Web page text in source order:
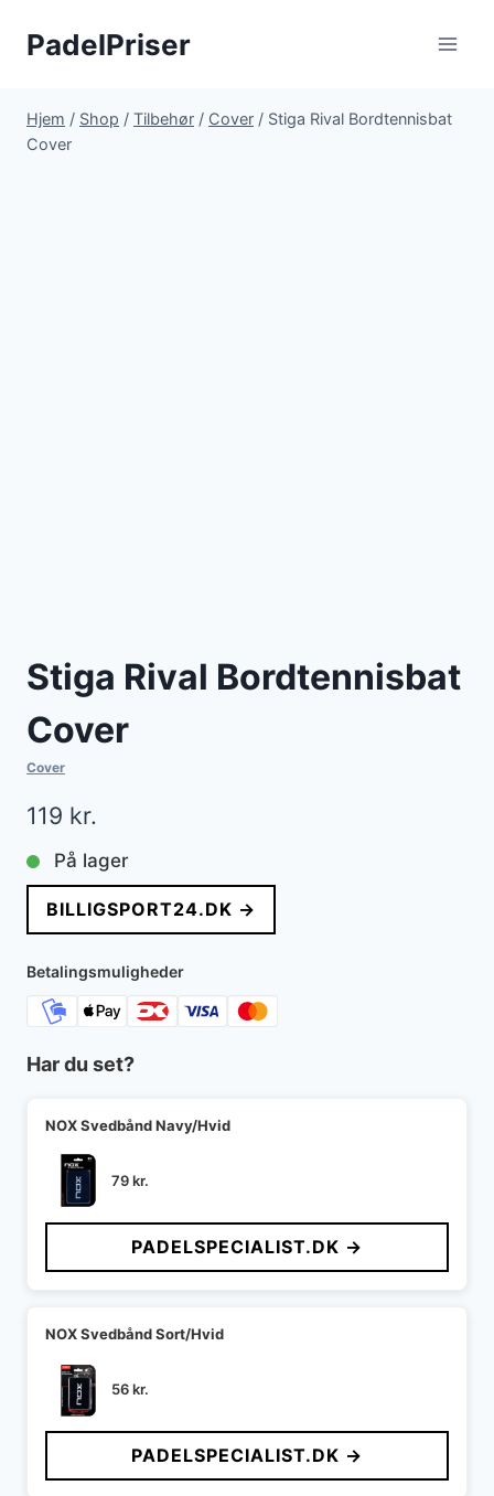
PadelPriser
Hjem / Shop / Tilbehør / Cover / Stiga Rival Bordtennisbat
Cover
Stiga Rival Bordtennisbat
Cover
Cover
119 kr.
På lager
BILLIGSPORT24.DK →
Betalingsmuligheder
Har du set?
NOX Svedbånd Navy/Hvid
79kr.
PADELSPECIALIST.DK →
NOX Svedbånd Sort/Hvid
56kr.
PADELSPECIALIST.DK →